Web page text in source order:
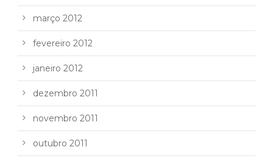
março 2012
fevereiro 2012
janeiro 2012
dezembro 2011
novembro 2011
outubro 2011